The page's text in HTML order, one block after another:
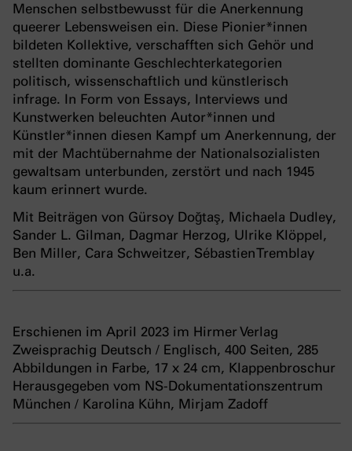
Menschen selbstbewusst für die Anerkennung
queerer Lebensweisen ein. Diese Pionier*innen
bildeten Kollektive, verschafften sich Gehör und
stellten dominante Geschlechterkategorien
politisch, wissenschaftlich und künstlerisch
infrage. In Form von Essays, Interviews und
Kunstwerken beleuchten Autor*innen und
Künstler*innen diesen Kampf um Anerkennung, der
mit der Machtübernahme der Nationalsozialisten
gewaltsam unterbunden, zerstört und nach 1945
kaum erinnert wurde.
Mit Beiträgen von Gürsoy Doğtaş, Michaela Dudley,
Sander L. Gilman, Dagmar Herzog, Ulrike Klöppel,
Ben Miller, Cara Schweitzer, Sébastien Tremblay
u.a.
Erschienen im April 2023 im Hirmer Verlag
Zweisprachig Deutsch / Englisch, 400 Seiten, 285
Abbildungen in Farbe, 17 x 24 cm, Klappenbroschur
Herausgegeben vom NS-Dokumentationszentrum
München / Karolina Kühn, Mirjam Zadoff